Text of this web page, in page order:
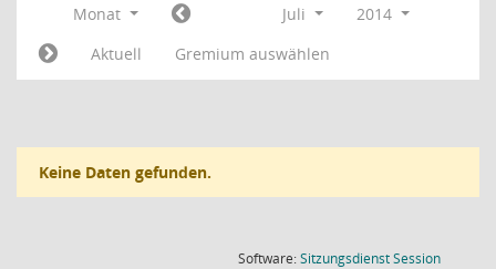
Monat Juli
2014
Aktuell
Gremium auswählen
Keine Daten gefunden.
Software:SitzungsdienstSession(Wird in